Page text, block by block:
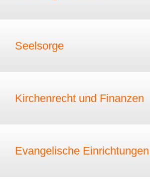
Seelsorge
Kirchenrecht und Finanzen
Evangelische